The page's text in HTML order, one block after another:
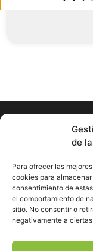
de
Para ofrecer las
cookies para
consentimiento de
el comportamiento de
sitio. No consentir o
negativamente a
Hormigueando ©
656 582 507
Tres Cantos
Envíos y